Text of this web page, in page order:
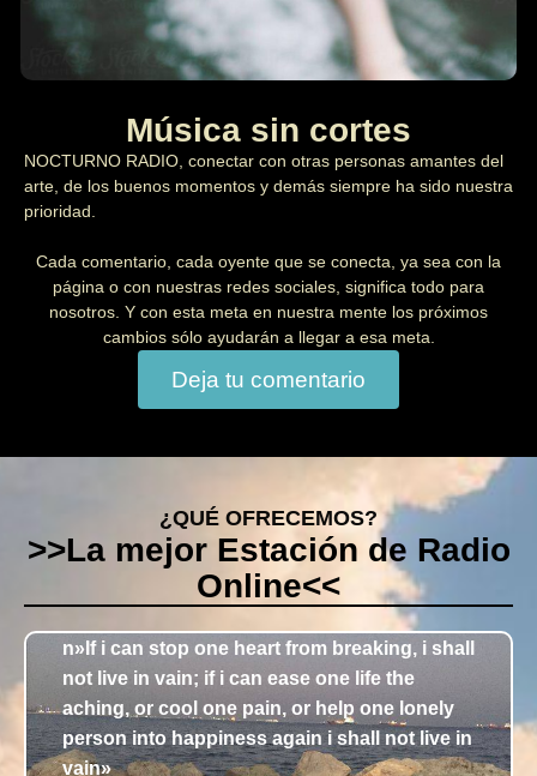
Música sin cortes
NOCTURNO RADIO, conectar con otras personas amantes del
arte, de los buenos momentos y demás siempre ha sido nuestra
prioridad.
Cada comentario, cada oyente que se conecta, ya sea con la
página o con nuestras redes sociales, significa todo para
nosotros. Y con esta meta en nuestra mente los próximos
cambios sólo ayudarán a llegar a esa meta.
Deja tu comentario
¿QUÉ OFRECEMOS?
>>La mejor Estación de Radio
Online<<
n»If i can stop one heart from breaking, i shall
not live in vain; if i can ease one life the
aching, or cool one pain, or help one lonely
person into happiness again i shall not live in
vain»